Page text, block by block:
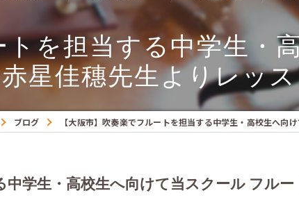
ピア
フル
クラ
トを担当する中学生・
星佳穗先生よりレッ
ブログ 【大阪市】吹奏楽でフルートを担当する中学生・高校生へ向
中学生・高校生へ向けて当スクール フル